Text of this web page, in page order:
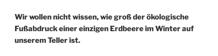
Wir wollen nicht wissen, wie groß der ökologische
Fußabdruck einer einzigen Erdbeere im Winter auf
unserem Teller ist.